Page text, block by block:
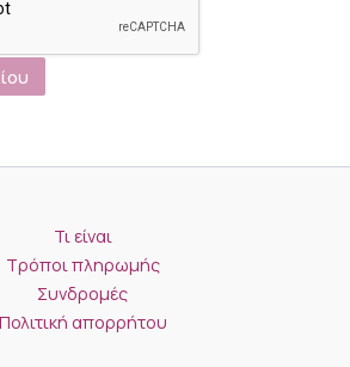
Τι είναι
Τρόποι πληρωμής
Συνδρομές
Πολιτική απορρήτου